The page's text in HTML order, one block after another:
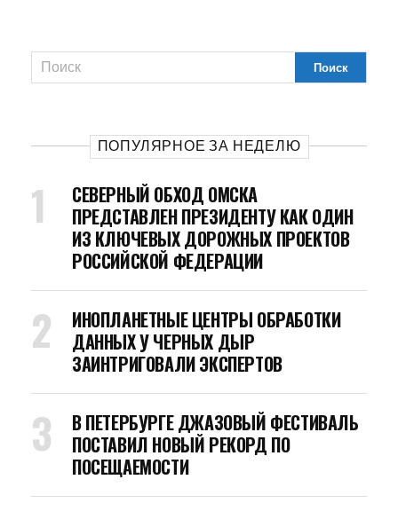
ПОПУЛЯРНОЕ ЗА НЕДЕЛЮ
СЕВЕРНЫЙ ОБХОД ОМСКА
ПРЕДСТАВЛЕН ПРЕЗИДЕНТУ КАК ОДИН
ИЗ КЛЮЧЕВЫХ ДОРОЖНЫХ ПРОЕКТОВ
РОССИЙСКОЙ ФЕДЕРАЦИИ
ИНОПЛАНЕТНЫЕ ЦЕНТРЫ ОБРАБОТКИ
ДАННЫХ У ЧЕРНЫХ ДЫР
ЗАИНТРИГОВАЛИ ЭКСПЕРТОВ
В ПЕТЕРБУРГЕ ДЖАЗОВЫЙ ФЕСТИВАЛЬ
ПОСТАВИЛ НОВЫЙ РЕКОРД ПО
ПОСЕЩАЕМОСТИ